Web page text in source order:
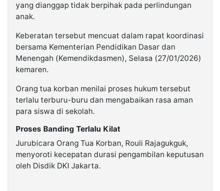
yang dianggap tidak berpihak pada perlindungan
anak.
Keberatan tersebut mencuat dalam rapat koordinasi
bersama Kementerian Pendidikan Dasar dan
Menengah (Kemendikdasmen), Selasa (27/01/2026)
kemaren.
Orang tua korban menilai proses hukum tersebut
terlalu terburu-buru dan mengabaikan rasa aman
para siswa di sekolah.
Proses Banding Terlalu Kilat
Jurubicara Orang Tua Korban, Rouli Rajagukguk,
menyoroti kecepatan durasi pengambilan keputusan
oleh Disdik DKI Jakarta.